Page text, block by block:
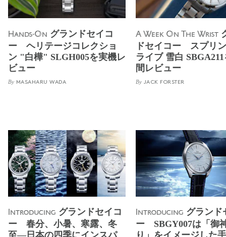
Hands-On グランドセイコ
ー ヘリテージコレクショ
ン "白樺" SLGH005を実機レ
ビュー
By MASAHARU WADA
A Week On The Wrist
ドセイコー スプリ
ライブ 雪白
間レビュー
By JACK FORSTER
Introducing グランドセイコ
ー 春分、小暑、寒露、冬
Introducing グランド
ー SBGY007は「御